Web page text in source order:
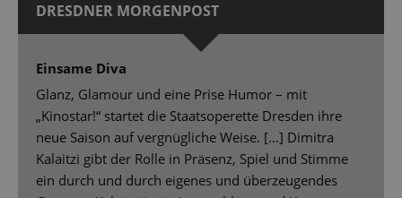
DRESDNER MORGENPOST
Einsame Diva
Glanz, Glamour und eine Prise Humor – mit
„Kinostar!“ startet die Staatsoperette Dresden ihre
neue Saison auf vergnügliche Weise. […] Dimitra
Kalaitzi gibt der Rolle in Präsenz, Spiel und Stimme
ein durch und durch eigenes und überzeugendes